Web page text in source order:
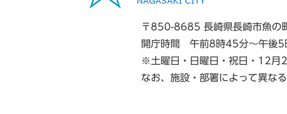
〒850-8685 長崎県長崎市魚の
開庁時間 午前8時45分～午後5
※土曜日・日曜日・祝日・12月
なお、施設・部署によって異な